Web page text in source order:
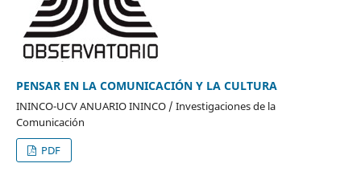
PENSAR EN LA COMUNICACIÓN Y LA CULTURA
ININCO-UCV ANUARIO ININCO / Investigaciones de la
Comunicación
PDF